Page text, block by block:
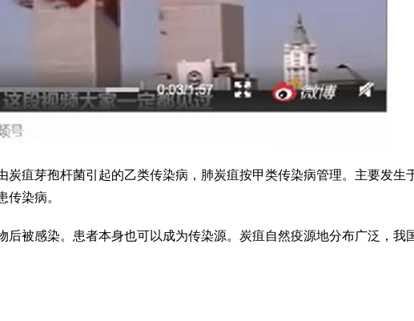
炭疽芽孢杆菌引起的乙类传染病，肺炭疽按甲类传染病管理。主要发生
传染病。
后被感染。患者本身也可以成为传染源。炭疽自然疫源地分布广泛，我